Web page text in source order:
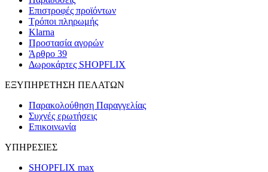
Επιστροφές προϊόντων
Τρόποι πληρωμής
Klarna
Προστασία αγορών
Άρθρο 39
Δωροκάρτες SHOPFLIX
ΕΞΥΠΗΡΕΤΗΣΗ ΠΕΛΑΤΩΝ
Παρακολούθηση Παραγγελίας
Συχνές ερωτήσεις
Επικοινωνία
ΥΠΗΡΕΣΙΕΣ
SHOPFLIX max